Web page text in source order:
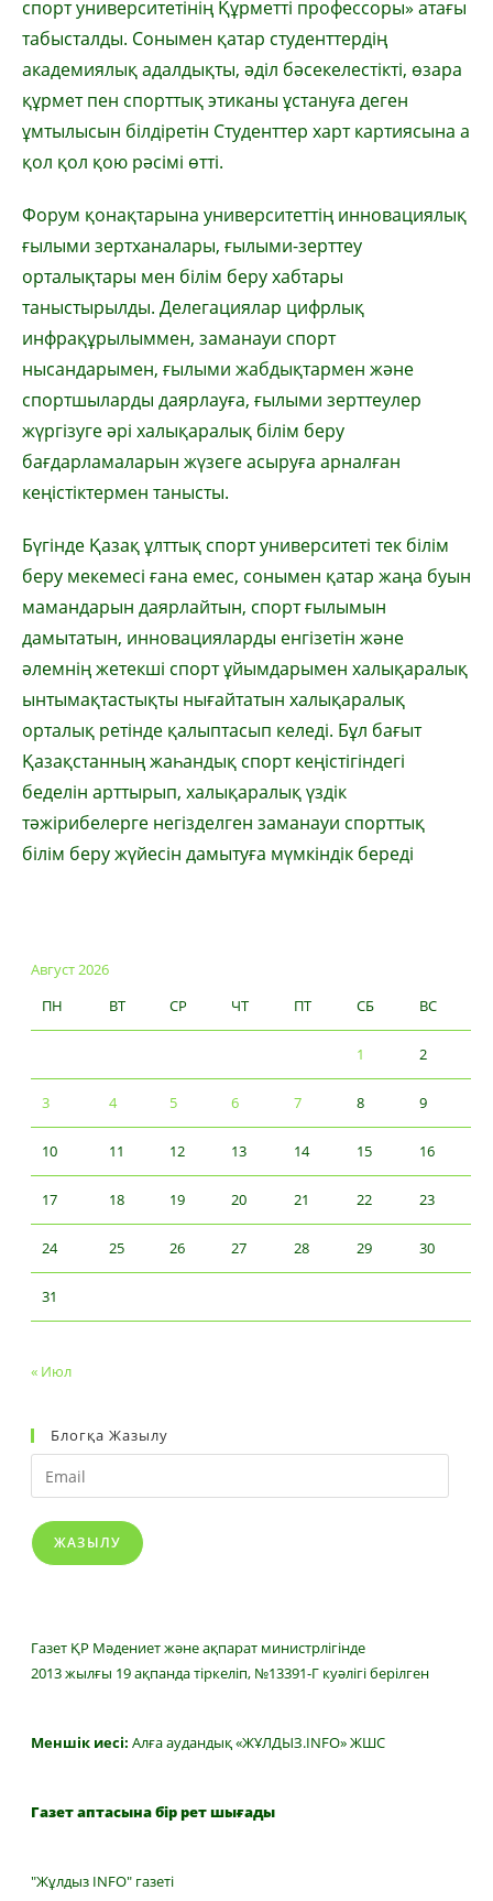
спорт университетінің Құрметті профессоры» атағы
табысталды. Сонымен қатар студенттердің
академиялық адалдықты, әділ бәсекелестікті, өзара
құрмет пен спорттық этиканы ұстануға деген
ұмтылысын білдіретін Студенттер харт картиясына а
қол қол қою рәсімі өтті.
Форум қонақтарына университеттің инновациялық
ғылыми зертханалары, ғылыми-зерттеу
орталықтары мен білім беру хабтары
таныстырылды. Делегациялар цифрлық
инфрақұрылыммен, заманауи спорт
нысандарымен, ғылыми жабдықтармен және
спортшыларды даярлауға, ғылыми зерттеулер
жүргізуге әрі халықаралық білім беру
бағдарламаларын жүзеге асыруға арналған
кеңістіктермен танысты.
Бүгінде Қазақ ұлттық спорт университеті тек білім
беру мекемесі ғана емес, сонымен қатар жаңа буын
мамандарын даярлайтын, спорт ғылымын
дамытатын, инновацияларды енгізетін және
әлемнің жетекші спорт ұйымдарымен халықаралық
ынтымақтастықты нығайтатын халықаралық
орталық ретінде қалыптасып келеді. Бұл бағыт
Қазақстанның жаһандық спорт кеңістігіндегі
беделін арттырып, халықаралық үздік
тәжірибелерге негізделген заманауи спорттық
білім беру жүйесін дамытуға мүмкіндік береді
Август 2026
ПН
ВТ СР ЧТ ПТ СБ ВС
1 2
3 4 5 6 7 8 9
10 11 12 13 14 15 16
17 18 19 20 21 22 23
24 25 26 27 28 29 30
31
« Июл
Блогқа Жазылу
Email
ЖАЗЫЛУ
Газет ҚР Мәдениет және ақпарат министрлігінде
2013 жылғы 19 ақпанда тіркеліп, №13391-Г куәлігі берілген
Меншік иесі: Алға аудандық «ЖҰЛДЫЗ.INFO» ЖШС
Газет аптасына бір рет шығады
"Жұлдыз INFO" газеті